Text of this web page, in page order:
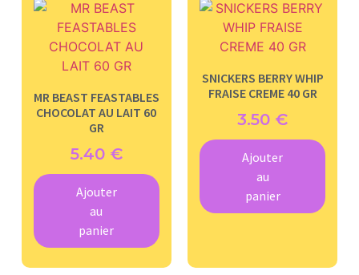
MR BEAST FEASTABLES
CHOCOLAT AU LAIT 60
GR
5.40 €
Ajouter
au
panier
SNICKERS BERRY WHIP
FRAISE CREME 40 GR
3.50 €
Ajouter
au
panier